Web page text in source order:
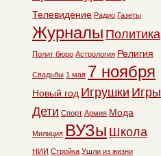
Телевидение Радио Газеты
Журналы Политика
Полит бюро Астрология Религия
Свадьбы 1 мая 7 ноября
Новый год Игрушки Игры
Дети Спорт Армия Мода
Милиция ВУЗы Школа
НИИ Стройка Ушли из жизни